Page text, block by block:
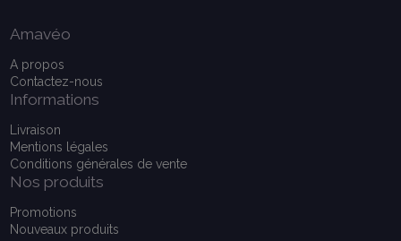
Amavéo
A propos
Contactez-nous
Informations
Livraison
Mentions légales
Conditions générales de vente
Nos produits
Promotions
Nouveaux produits